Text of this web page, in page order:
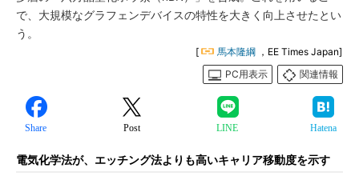
で、大規模なグラフェンデバイスの特性を大きく向上させたとい
う。
[ 馬本隆綱 ，EE Times Japan]
PC用表示
関連情報
Share Post LINE Hatena
電気化学法が、エッチング法よりも高いキャリア移動度を示す